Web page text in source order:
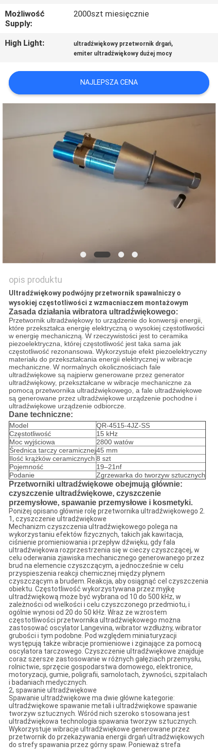
NOWOŚCI
SPRAWY
POPROŚ
O
WYCENĘ
SITEMAP
POLITYKA
Możliwość
Supply:
2000szt miesięcznie
High Light: ultradźwiękowy przetwornik drgań,
emiter ultradźwiękowy dużej mocy
NAJLEPSZA CENA
opis produktu
Ultradźwiękowy podwójny przetwornik spawalniczy o
wysokiej częstotliwości z wzmacniaczem montażowym
Zasada działania wibratora ultradźwiękowego:
Przetwornik ultradźwiękowy to urządzenie do konwersji energii,
które przekształca energię elektryczną o wysokiej częstotliwości
w energię mechaniczną. W rzeczywistości jest to ceramika
piezoelektryczna, której częstotliwość jest taka sama jak
częstotliwość rezonansowa. Wykorzystuje efekt piezoelektryczny
materiału do przekształcania energii elektrycznej w wibracje
mechaniczne. W normalnych okolicznościach fale
ultradźwiękowe są najpierw generowane przez generator
ultradźwiękowy, przekształcane w wibracje mechaniczne za
pomocą przetwornika ultradźwiękowego, a fale ultradźwiękowe
są generowane przez ultradźwiękowe urządzenie pochodne i
ultradźwiękowe urządzenie odbiorcze.
Dane techniczne:
Model
QR-4515-4JZ-SS
Częstotliwość
15 kHz
Moc wyjściowa
2800 watów
Średnica tarczy ceramicznej45 mm
Ilość krążków ceramicznych 8 szt
Pojemność
19–21nf
Podanie
Zgrzewarka do tworzyw sztucznych
Przetworniki ultradźwiękowe obejmują głównie:
czyszczenie ultradźwiękowe, czyszczenie
przemysłowe, spawanie przemysłowe i kosmetyki.
Poniżej opisano głównie rolę przetwornika ultradźwiękowego 2.
1, czyszczenie ultradźwiękowe
Mechanizm czyszczenia ultradźwiękowego polega na
wykorzystaniu efektów fizycznych, takich jak kawitacja,
ciśnienie promieniowania i przepływ dźwięku, gdy fala
ultradźwiękowa rozprzestrzenia się w cieczy czyszczącej, w
celu oderwania zjawiska mechanicznego generowanego przez
brud na elemencie czyszczącym, a jednocześnie w celu
przyspieszenia reakcji chemicznej między płynem
czyszczącym a brudem. Reakcja, aby osiągnąć cel czyszczenia
obiektu. Częstotliwość wykorzystywana przez myjkę
ultradźwiękową może być wybrana od 10 do 500 kHz, w
zależności od wielkości i celu czyszczonego przedmiotu, i
ogólnie wynosi od 20 do 50 kHz. Wraz ze wzrostem
częstotliwości przetwornika ultradźwiękowego można
zastosować oscylator Langevina, wibrator wzdłużny, wibrator
grubości i tym podobne. Pod względem miniaturyzacji
występują także wibracje promieniowe i zginające za pomocą
oscylatora tarczowego. Czyszczenie ultradźwiękowe znajduje
coraz szersze zastosowanie w różnych gałęziach przemysłu,
rolnictwie, sprzęcie gospodarstwa domowego, elektronice,
motoryzacji, gumie, poligrafii, samolotach, żywności, szpitalach
i badaniach medycznych.
2, spawanie ultradźwiękowe
Spawanie ultradźwiękowe ma dwie główne kategorie:
ultradźwiękowe spawanie metali i ultradźwiękowe spawanie
tworzyw sztucznych. Wśród nich szeroko stosowana jest
ultradźwiękowa technologia spawania tworzyw sztucznych.
Wykorzystuje wibracje ultradźwiękowe generowane przez
przetwornik do przekazywania energii drgań ultradźwiękowych
do strefy spawania przez górny spaw. Ponieważ strefa